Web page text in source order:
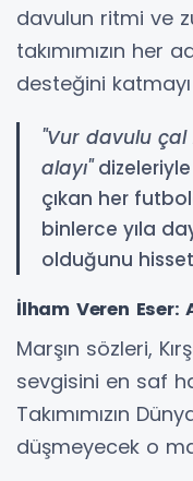
davulun ritmi ve
takımımızın her
desteğini
"Vur davulu
alayı"
çıkan her
binlerce yıla
olduğunu
İlham Veren Eser:
Marşın sözleri,
sevgisini en saf
Takımımızın
düşmeyecek o